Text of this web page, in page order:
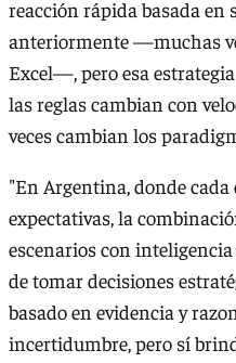
reacción rápida basada
anteriormente —muchas
Excel—, pero esa
las reglas cambian con
veces cambian los
"En Argentina, donde
expectativas, la
escenarios con
de tomar decisiones
basado en evidencia y
incertidumbre, pero sí